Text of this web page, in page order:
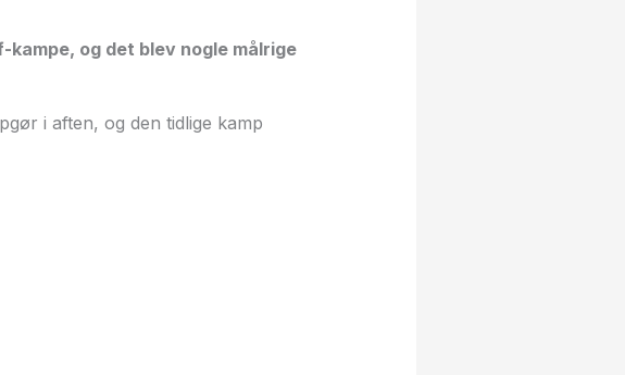
og det blev nogle målrige
i aften, og den tidlige kamp